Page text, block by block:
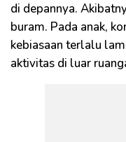
di depannya.
buram. Pada anak,
kebiasaan terlalu
aktivitas di luar